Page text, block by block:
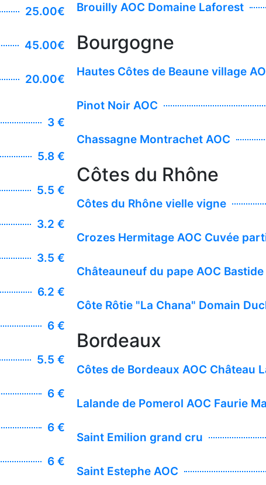
25.00€
45.00€
20.00€
3 €
5.8 €
5.5 €
3.2 €
3.5 €
6.2 €
6 €
5.5 €
6 €
6 €
6 €
Brouilly AOC Domaine Laforest
Bourgogne
Hautes Côtes de Beaune village
Pinot Noir AOC
Chassagne Montrachet AOC
Côtes du Rhône
Côtes du Rhône vielle vigne
Crozes Hermitage AOC Cuvée
Châteauneuf du pape AOC
Côte Rôtie "La Chana" Domain
Bordeaux
Côtes de Bordeaux AOC Château
Lalande de Pomerol AOC Faurie
Saint Emilion grand cru
Saint Estephe AOC